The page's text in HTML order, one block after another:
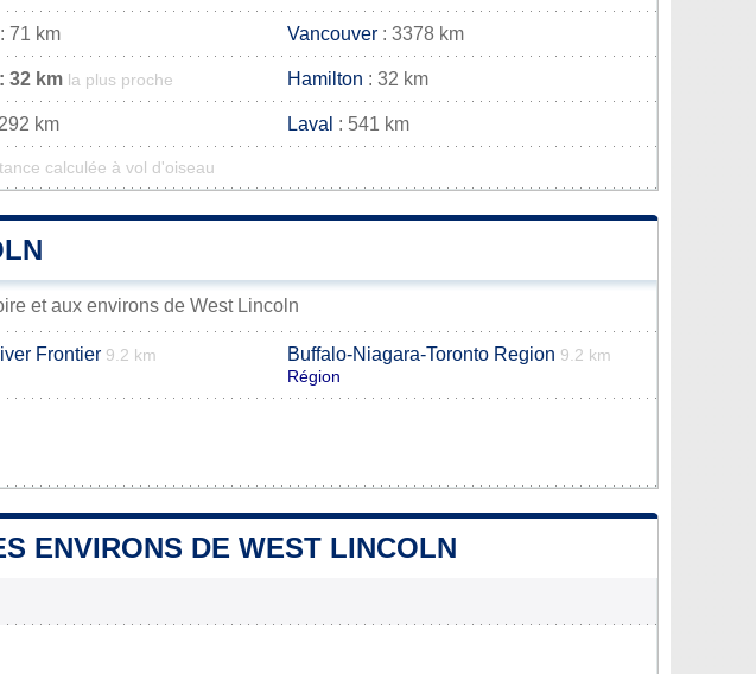
: 71 km Vancouver : 3378 km
: 32 km la plus proche Hamilton : 32 km
km Laval : 541 km
calculée à vol d'oiseau
et aux environs de West Lincoln
Frontier 9.2 km
Buffalo-Niagara-Toronto Region 9.2 km
Région
ENVIRONS DE WEST LINCOLN